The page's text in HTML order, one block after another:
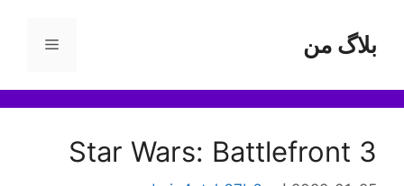
محتوابلاگ من فهرست
Star Wars: Battlefront 3